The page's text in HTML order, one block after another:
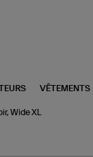
VÊTEMENTS
Wide XL